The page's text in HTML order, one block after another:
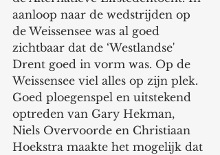
aanloop naar de wedstrijden op
de Weissensee was al goed
zichtbaar dat de ‘Westlandse'
Drent goed in vorm was. Op de
Weissensee viel alles op zijn plek.
Goed ploegenspel en uitstekend
optreden van Gary Hekman,
Niels Overvoorde en Christiaan
Hoekstra maakte het mogelijk dat